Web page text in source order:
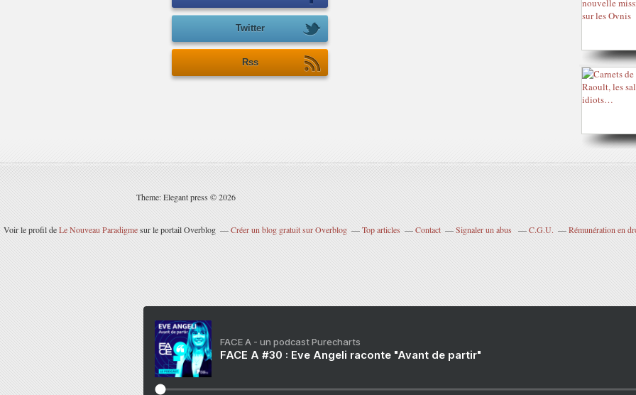
Twitter
Rss
Theme: Elegant press © 2026
Voir le profil deLe Nouveau Paradigmesur le portail Overblog Créer un blog gratuit sur Overblog Top articles Contact Signaler un abus C.G.U. Rémunération en
FACE A - un podcast Purecharts
FACE A #30 : Eve Angeli raconte "Avant de partir"